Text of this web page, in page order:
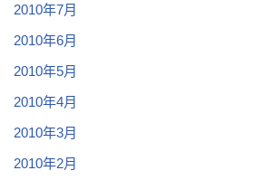
2010年7月
2010年6月
2010年5月
2010年4月
2010年3月
2010年2月